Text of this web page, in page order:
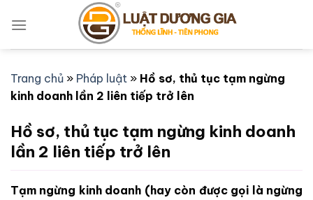
qua
Trang chủ » Pháp luật » Hồ sơ, thủ tục tạm ngừng
kinh doanh lần 2 liên tiếp trở lên
Hồ sơ, thủ tục tạm ngừng kinh doanh
lần 2 liên tiếp trở lên
Tạm ngừng kinh doanh (hay còn được gọi là ngừng